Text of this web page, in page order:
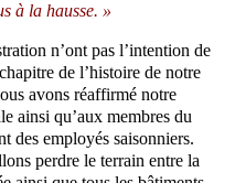
à la hausse. »
n’ont pas l’intention de
de l’histoire de notre
avons réaffirmé notre
ainsi qu’aux membres du
des employés saisonniers.
perdre le terrain entre la